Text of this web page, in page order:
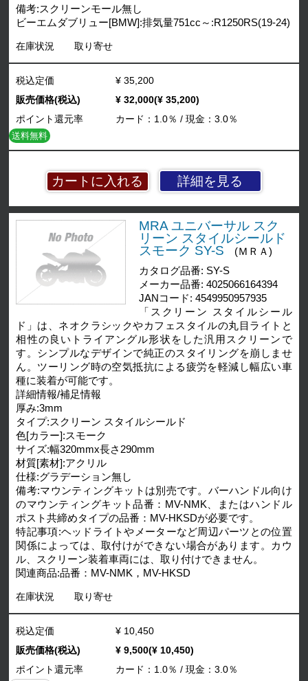
備考:スクリーンモール無し
ビーエムダブリュー[BMW]:排気量751cc～:R1250RS(19-24)
在庫状況 取り寄せ
詳細を見る
税込定価
¥ 35,200
販売価格(税込)
¥ 32,000(¥ 35,200)
ポイント還元率
カード：1.0％ / 現金：3.0％
送料無料
MRA ユニバーサル スク
リーン スタイルシールド
スモーク SY-S
(ＭＲＡ)
カタログ品番: SY-S
メーカー品番: 4025066164394
JANコード: 4549950957935
「スクリーン スタイルシール
ド」は、ネオクラシックやカフェスタイルの丸目ライトと
相性の良いトライアングル形状をした汎用スクリーンで
す。シンプルなデザインで純正のスタイリングを崩しませ
ん。ツーリング時の空気抵抗による疲労を軽減し幅広い車
種に装着が可能です。
詳細情報/補足情報
厚み:3mm
タイプ:スクリーン スタイルシールド
色[カラー]:スモーク
サイズ:幅320mmx長さ290mm
材質[素材]:アクリル
仕様:グラデーション無し
備考:マウンティングキットは別売です。バーハンドル向け
のマウンティングキット品番：MV-NMK、またはハンドル
ポスト共締めタイプの品番：MV-HKSDが必要です。
特記事項:ヘッドライトやメーターなど周辺パーツとの位置
関係によっては、取付けができない場合があります。カウ
ル、スクリーン装着車両には、取り付けできません。
関連商品:品番：MV-NMK，MV-HKSD
在庫状況 取り寄せ
税込定価
¥ 10,450
販売価格(税込)
¥ 9,500(¥ 10,450)
ポイント還元率
カード：1.0％ / 現金：3.0％